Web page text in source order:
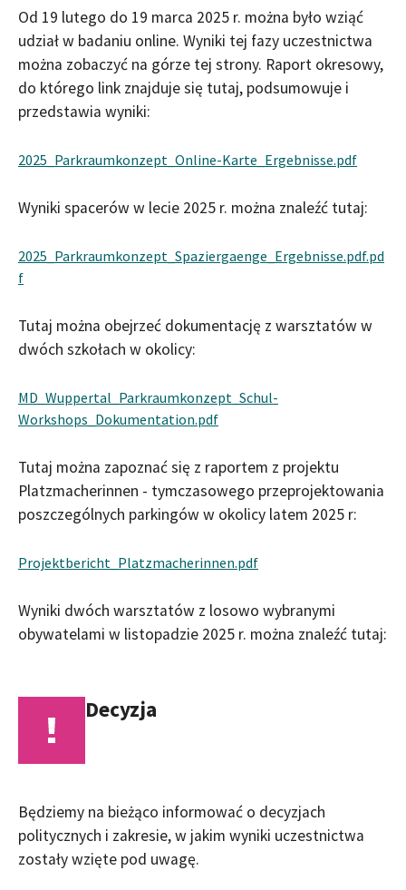
Od 19 lutego do 19 marca 2025 r. można było wziąć
udział w badaniu online. Wyniki tej fazy uczestnictwa
można zobaczyć na górze tej strony. Raport okresowy,
do którego link znajduje się tutaj, podsumowuje i
przedstawia wyniki:
2025_Parkraumkonzept_Online-Karte_Ergebnisse.pdf
Wyniki spacerów w lecie 2025 r. można znaleźć tutaj:
2025_Parkraumkonzept_Spaziergaenge_Ergebnisse.pdf.pd
f
Tutaj można obejrzeć dokumentację z warsztatów w
dwóch szkołach w okolicy:
MD_Wuppertal_Parkraumkonzept_Schul-
Workshops_Dokumentation.pdf
Tutaj można zapoznać się z raportem z projektu
Platzmacherinnen - tymczasowego przeprojektowania
poszczególnych parkingów w okolicy latem 2025 r:
Projektbericht_Platzmacherinnen.pdf
Wyniki dwóch warsztatów z losowo wybranymi
obywatelami w listopadzie 2025 r. można znaleźć tutaj:
Decyzja
Będziemy na bieżąco informować o decyzjach
politycznych i zakresie, w jakim wyniki uczestnictwa
zostały wzięte pod uwagę.